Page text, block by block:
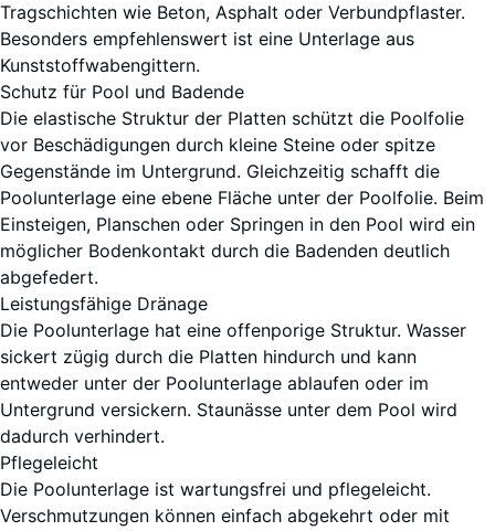
Tragschichten wie Beton, Asphalt oder Verbundpflaster.
Besonders empfehlenswert ist eine Unterlage aus
Kunststoffwabengittern.
Schutz für Pool und Badende
Die elastische Struktur der Platten schützt die Poolfolie
vor Beschädigungen durch kleine Steine oder spitze
Gegenstände im Untergrund. Gleichzeitig schafft die
Poolunterlage eine ebene Fläche unter der Poolfolie. Beim
Einsteigen, Planschen oder Springen in den Pool wird ein
möglicher Bodenkontakt durch die Badenden deutlich
abgefedert.
Leistungsfähige Dränage
Die Poolunterlage hat eine offenporige Struktur. Wasser
sickert zügig durch die Platten hindurch und kann
entweder unter der Poolunterlage ablaufen oder im
Untergrund versickern. Staunässe unter dem Pool wird
dadurch verhindert.
Pflegeleicht
Die Poolunterlage ist wartungsfrei und pflegeleicht.
Verschmutzungen können einfach abgekehrt oder mit